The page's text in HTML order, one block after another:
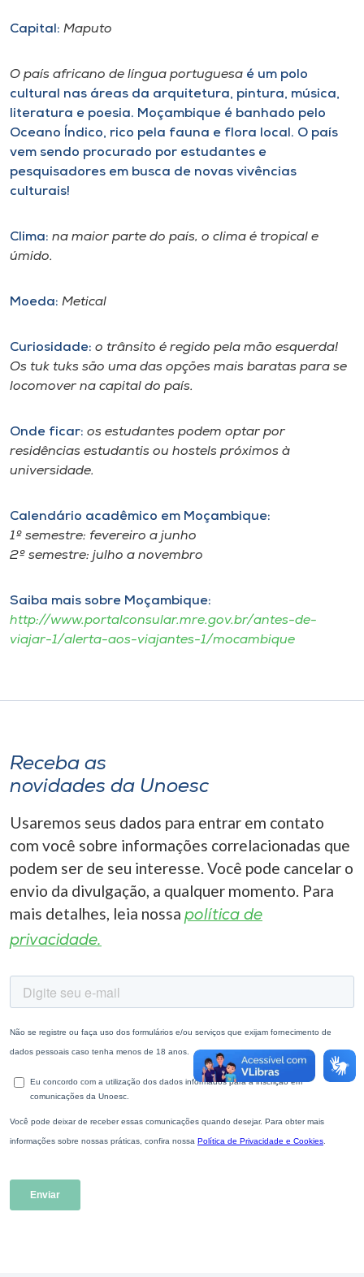
I.nova
Diplomados
Cultura
CPA
Biblioteca
Museu
Store
Selecione
o idioma
A+
A-
Capital: Maputo
O país africano de língua portuguesa é um polo
cultural nas áreas da arquitetura, pintura, música,
literatura e poesia. Moçambique é banhado pelo
Oceano Índico, rico pela fauna e flora local. O país
vem sendo procurado por estudantes e
pesquisadores em busca de novas vivências
culturais!
Clima: na maior parte do país, o clima é tropical e
úmido.
Moeda: Metical
Curiosidade: o trânsito é regido pela mão esquerda!
Os tuk tuks são uma das opções mais baratas para se
locomover na capital do país.
Onde ficar: os estudantes podem optar por
residências estudantis ou hostels próximos à
universidade.
Calendário acadêmico em Moçambique:
1º semestre: fevereiro a junho
2º semestre: julho a novembro
Saiba mais sobre Moçambique:
http://www.portalconsular.mre.gov.br/antes-de-
viajar-1/alerta-aos-viajantes-1/mocambique
Receba as
novidades da Unoesc
Usaremos seus dados para entrar em contato
com você sobre informações correlacionadas que
podem ser de seu interesse. Você pode cancelar o
envio da divulgação, a qualquer momento. Para
mais detalhes, leia nossa política de
privacidade.